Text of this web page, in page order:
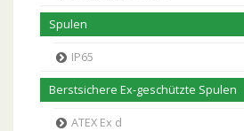
Spulen
IP65
Berstsichere Ex-geschützte Spulen
ATEX Ex d